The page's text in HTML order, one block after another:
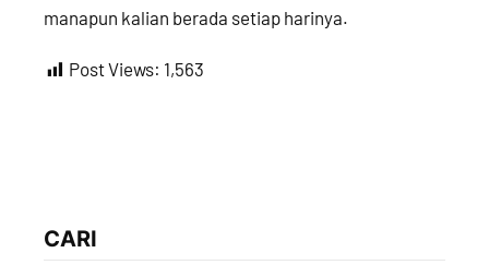
manapun kalian berada setiap harinya.
Post Views: 1,563
CARI